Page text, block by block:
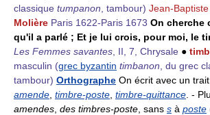
classique tumpanon , tambour) Jean-Baptiste
Molière Paris 1622-Paris 1673 On cherche
qu'il a parlé ; Et je lui crois, pour moi, le
Les Femmes savantes , II, 7, Chrysale ●
masculin (grec byzantin timbanon , du grec
tambour) Orthographe On écrit avec un
amende timbre-poste timbre-quittance . -
amendes des timbres-poste , sans s à poste